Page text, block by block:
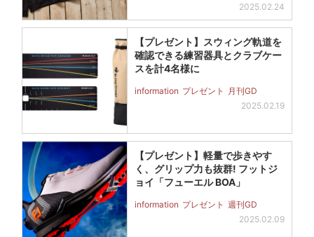
2025.02.24
【プレゼント】スウィング軌道を
確認できる練習器具とクラブケー
スを計4名様に
information プレゼント
月刊GD
2025.02.19
【プレゼント】軽量で歩きやす
く、グリップ力も抜群! フットジ
ョイ「フューエル BOA」
information プレゼント 週刊GD
2025.02.09